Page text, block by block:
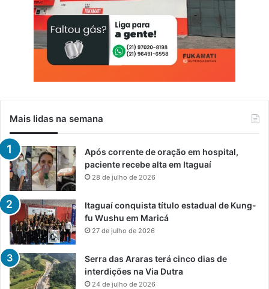
Mais lidas na semana
Após corrente de oração em hospital,
paciente recebe alta em Itaguaí
28 de julho de 2026
Itaguaí conquista título estadual de Kung-
fu Wushu em Maricá
27 de julho de 2026
Serra das Araras terá cinco dias de
interdições na Via Dutra
24 de julho de 2026